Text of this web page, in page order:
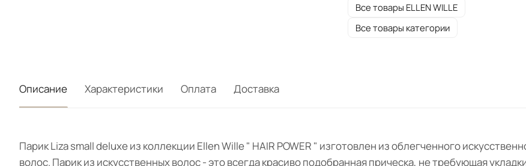
Все товары ELLEN WILLE
Все товары категории
Описание Характеристики Оплата Доставка
Парик Liza small deluxe из коллекции Ellen Wille " HAIR POWER " изготовлен из облегченного
волос. Парик из искусственных волос - это всегда красиво подобранная прическа, не требующая